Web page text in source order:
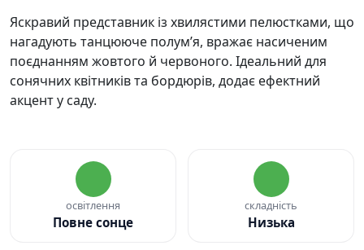
Яскравий представник із хвилястими пелюстками, що
нагадують танцююче полум’я, вражає насиченим
поєднанням жовтого й червоного. Ідеальний для
сонячних квітників та бордюрів, додає ефектний
акцент у саду.
освітлення
Повне сонце
складність
Низька